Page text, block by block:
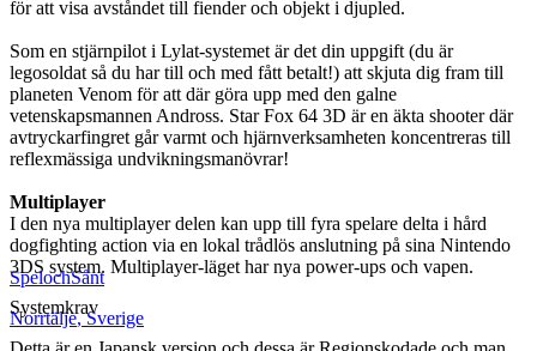
för att visa avståndet till fiender och objekt i djupled.
Som en stjärnpilot i Lylat-systemet är det din uppgift (du är
legosoldat så du har till och med fått betalt!) att skjuta dig fram till
planeten Venom för att där göra upp med den galne
vetenskapsmannen Andross. Star Fox 64 3D är en äkta shooter där
avtryckarfingret går varmt och hjärnverksamheten koncentreras till
reflexmässiga undvikningsmanövrar!
Multiplayer
I den nya multiplayer delen kan upp till fyra spelare delta i hård
dogfighting action via en lokal trådlös anslutning på sina Nintendo
3DS system. Multiplayer-läget har nya power-ups och vapen.
Systemkrav
SpelochSånt
Norrtälje,Sverige